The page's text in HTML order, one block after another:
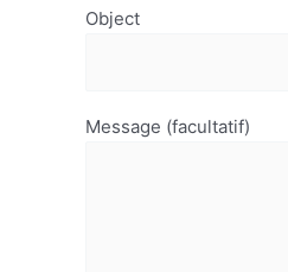
Object
Message (facultatif)